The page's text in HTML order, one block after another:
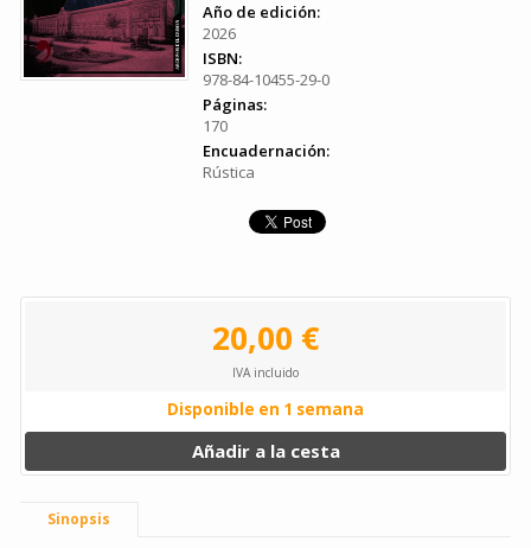
Año de edición:
2026
ISBN:
978-84-10455-29-0
Páginas:
170
Encuadernación:
Rústica
20,00 €
IVA incluido
Disponible en 1 semana
Añadir a la cesta
Sinopsis